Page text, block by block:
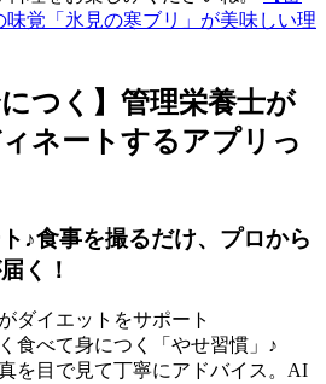
覚「氷見の寒ブリ」が美味しい理
につく】管理栄養士が
ネートするアプリっ
♪食事を撮るだけ、プロから
く！
ダイエットをサポート
食べて身につく「やせ習慣」♪
を目で見て丁寧にアドバイス。AI